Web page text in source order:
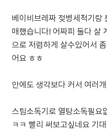
베이비브레짜 젖병세척기랑
매했습니다! 어짜피 둘다 살
으로 저렴하게 살수있어서
어요 ㅎㅎ
안에도 생각보다 커서 여러
스팀소독기로 열탕소독필요
ㅋㅋ 빨리 써보고싶네요 기